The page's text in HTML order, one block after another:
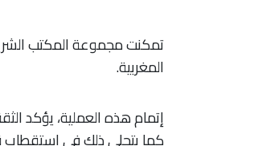
تمكنت مجموعة المكتب
المغربية.
إتمام هذه العملية، يؤكد
كما يتجلى ذلك في استقطاب